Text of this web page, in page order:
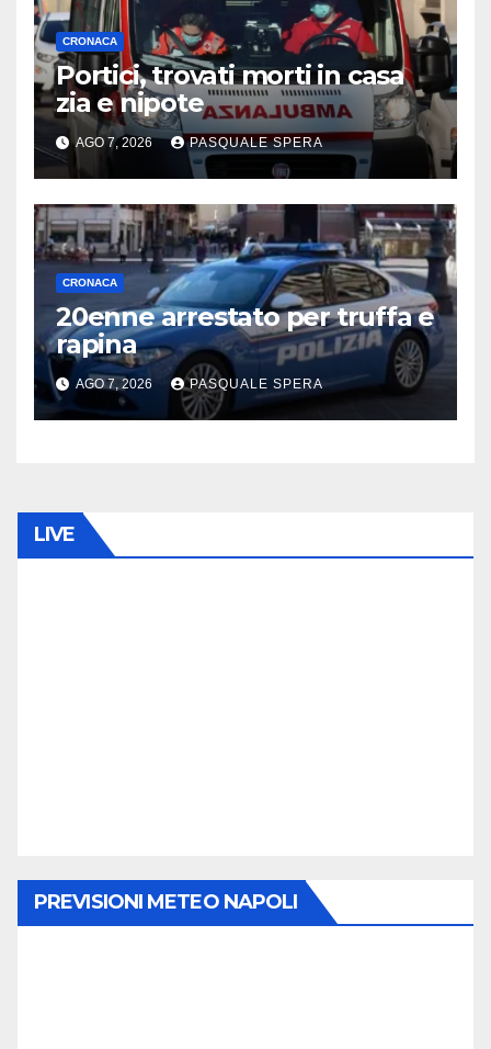
CRONACA
Portici, trovati morti in casa
zia e nipote
AGO 7, 2026 PASQUALE SPERA
CRONACA
20enne arrestato per truffa e
rapina
AGO 7, 2026 PASQUALE SPERA
LIVE
PREVISIONI METEO NAPOLI